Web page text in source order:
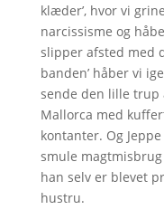
klæder’, hvor vi
narcissisme og
slipper afsted med
banden’ håber vi
sende den lille trup
Mallorca med
kontanter. Og
smule
han selv er blevet
hustru.